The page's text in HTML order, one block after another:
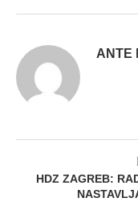
ANTE
HDZ ZAGREB: